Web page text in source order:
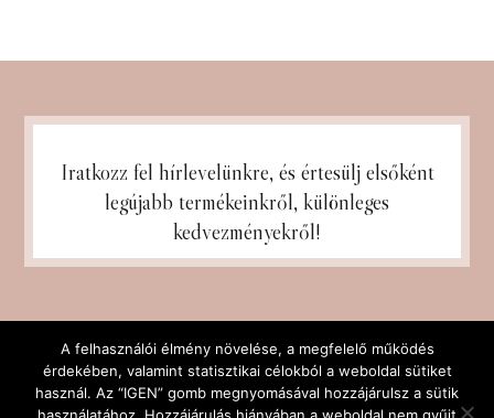
Iratkozz fel hírlevelünkre, és értesülj elsőként
legújabb termékeinkről, különleges
kedvezményekről!
A felhasználói élmény növelése, a megfelelő működés
érdekében, valamint statisztikai célokból a weboldal sütiket
használ. Az “IGEN” gomb megnyomásával hozzájárulsz a sütik